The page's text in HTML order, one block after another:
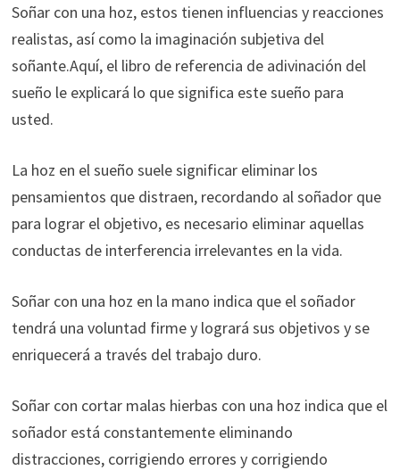
Soñar con una hoz, estos tienen influencias y reacciones
realistas, así como la imaginación subjetiva del
soñante.Aquí, el libro de referencia de adivinación del
sueño le explicará lo que significa este sueño para
usted.
La hoz en el sueño suele significar eliminar los
pensamientos que distraen, recordando al soñador que
para lograr el objetivo, es necesario eliminar aquellas
conductas de interferencia irrelevantes en la vida.
Soñar con una hoz en la mano indica que el soñador
tendrá una voluntad firme y logrará sus objetivos y se
enriquecerá a través del trabajo duro.
Soñar con cortar malas hierbas con una hoz indica que el
soñador está constantemente eliminando
distracciones, corrigiendo errores y corrigiendo